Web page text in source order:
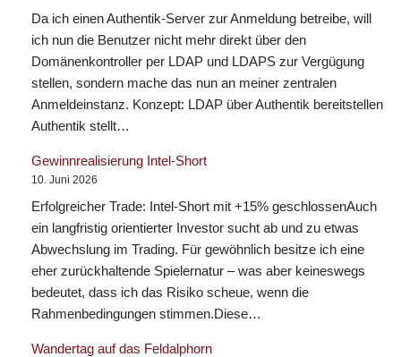
Da ich einen Authentik-Server zur Anmeldung betreibe, will
ich nun die Benutzer nicht mehr direkt über den
Domänenkontroller per LDAP und LDAPS zur Vergügung
stellen, sondern mache das nun an meiner zentralen
Anmeldeinstanz. Konzept: LDAP über Authentik bereitstellen
Authentik stellt…
Gewinnrealisierung Intel-Short
10. Juni 2026
Erfolgreicher Trade: Intel-Short mit +15% geschlossen​Auch
ein langfristig orientierter Investor sucht ab und zu etwas
Abwechslung im Trading. Für gewöhnlich besitze ich eine
eher zurückhaltende Spielernatur – was aber keineswegs
bedeutet, dass ich das Risiko scheue, wenn die
Rahmenbedingungen stimmen.​Diese…
Wandertag auf das Feldalphorn